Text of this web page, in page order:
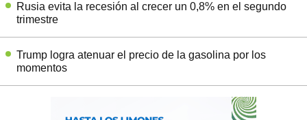
Rusia evita la recesión al crecer un 0,8% en el segundo
trimestre
Trump logra atenuar el precio de la gasolina por los
momentos